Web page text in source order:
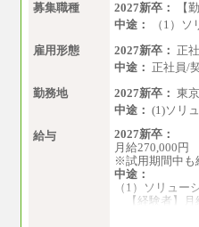
募集職種
2027新卒：
【
中途：
（1）
雇用形態
2027新卒： 正
中途： 正社員/
勤務地
2027新卒： 東
中途： (1)ソリ
給与
2027新卒：
月給270,000円
※試用期間中も
中途：
（1）ソリュー
【経験者】月
※地域や業務